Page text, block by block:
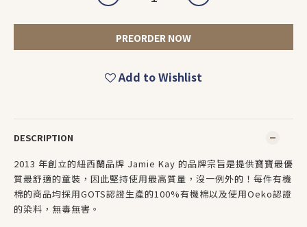
PREORDER NOW
Add to Wishlist
DESCRIPTION
2013 年創立的紐西蘭品牌 Jamie Kay 的品牌宗旨是提供寶寶最優
質最舒適的童裝，因此堅持使用最高質量，沒一例外的！每件有機
棉的商品均採用GOTS認證生產的100%有機棉以及使用Oeko認證
的染料，無毒無害。